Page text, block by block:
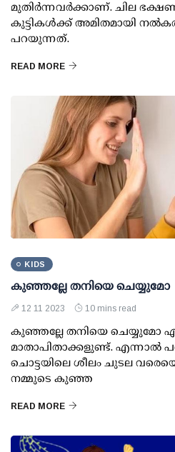
മുതിര്‍ന്നവര്‍ക്കാണ്. ചില
കുട്ടികള്‍ക്ക് അമിതമായി
പറയുന്നത്.
READ MORE
KIDS
കുഞ്ഞല്ലേ തനിയെ ചെയ്യുമോ
12 11 2023 10 mins read
കുഞ്ഞല്ലേ തനിയെ ചെയ്യുമോ
മാതാപിതാക്കളുണ്ട്. എന്നാല്‍
ചൊട്ടയിലെ ശീലം ചുടല
നമ്മുടെ കുഞ്ഞ
READ MORE